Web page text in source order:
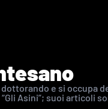
e si occupa
Asini”; suoi articoli